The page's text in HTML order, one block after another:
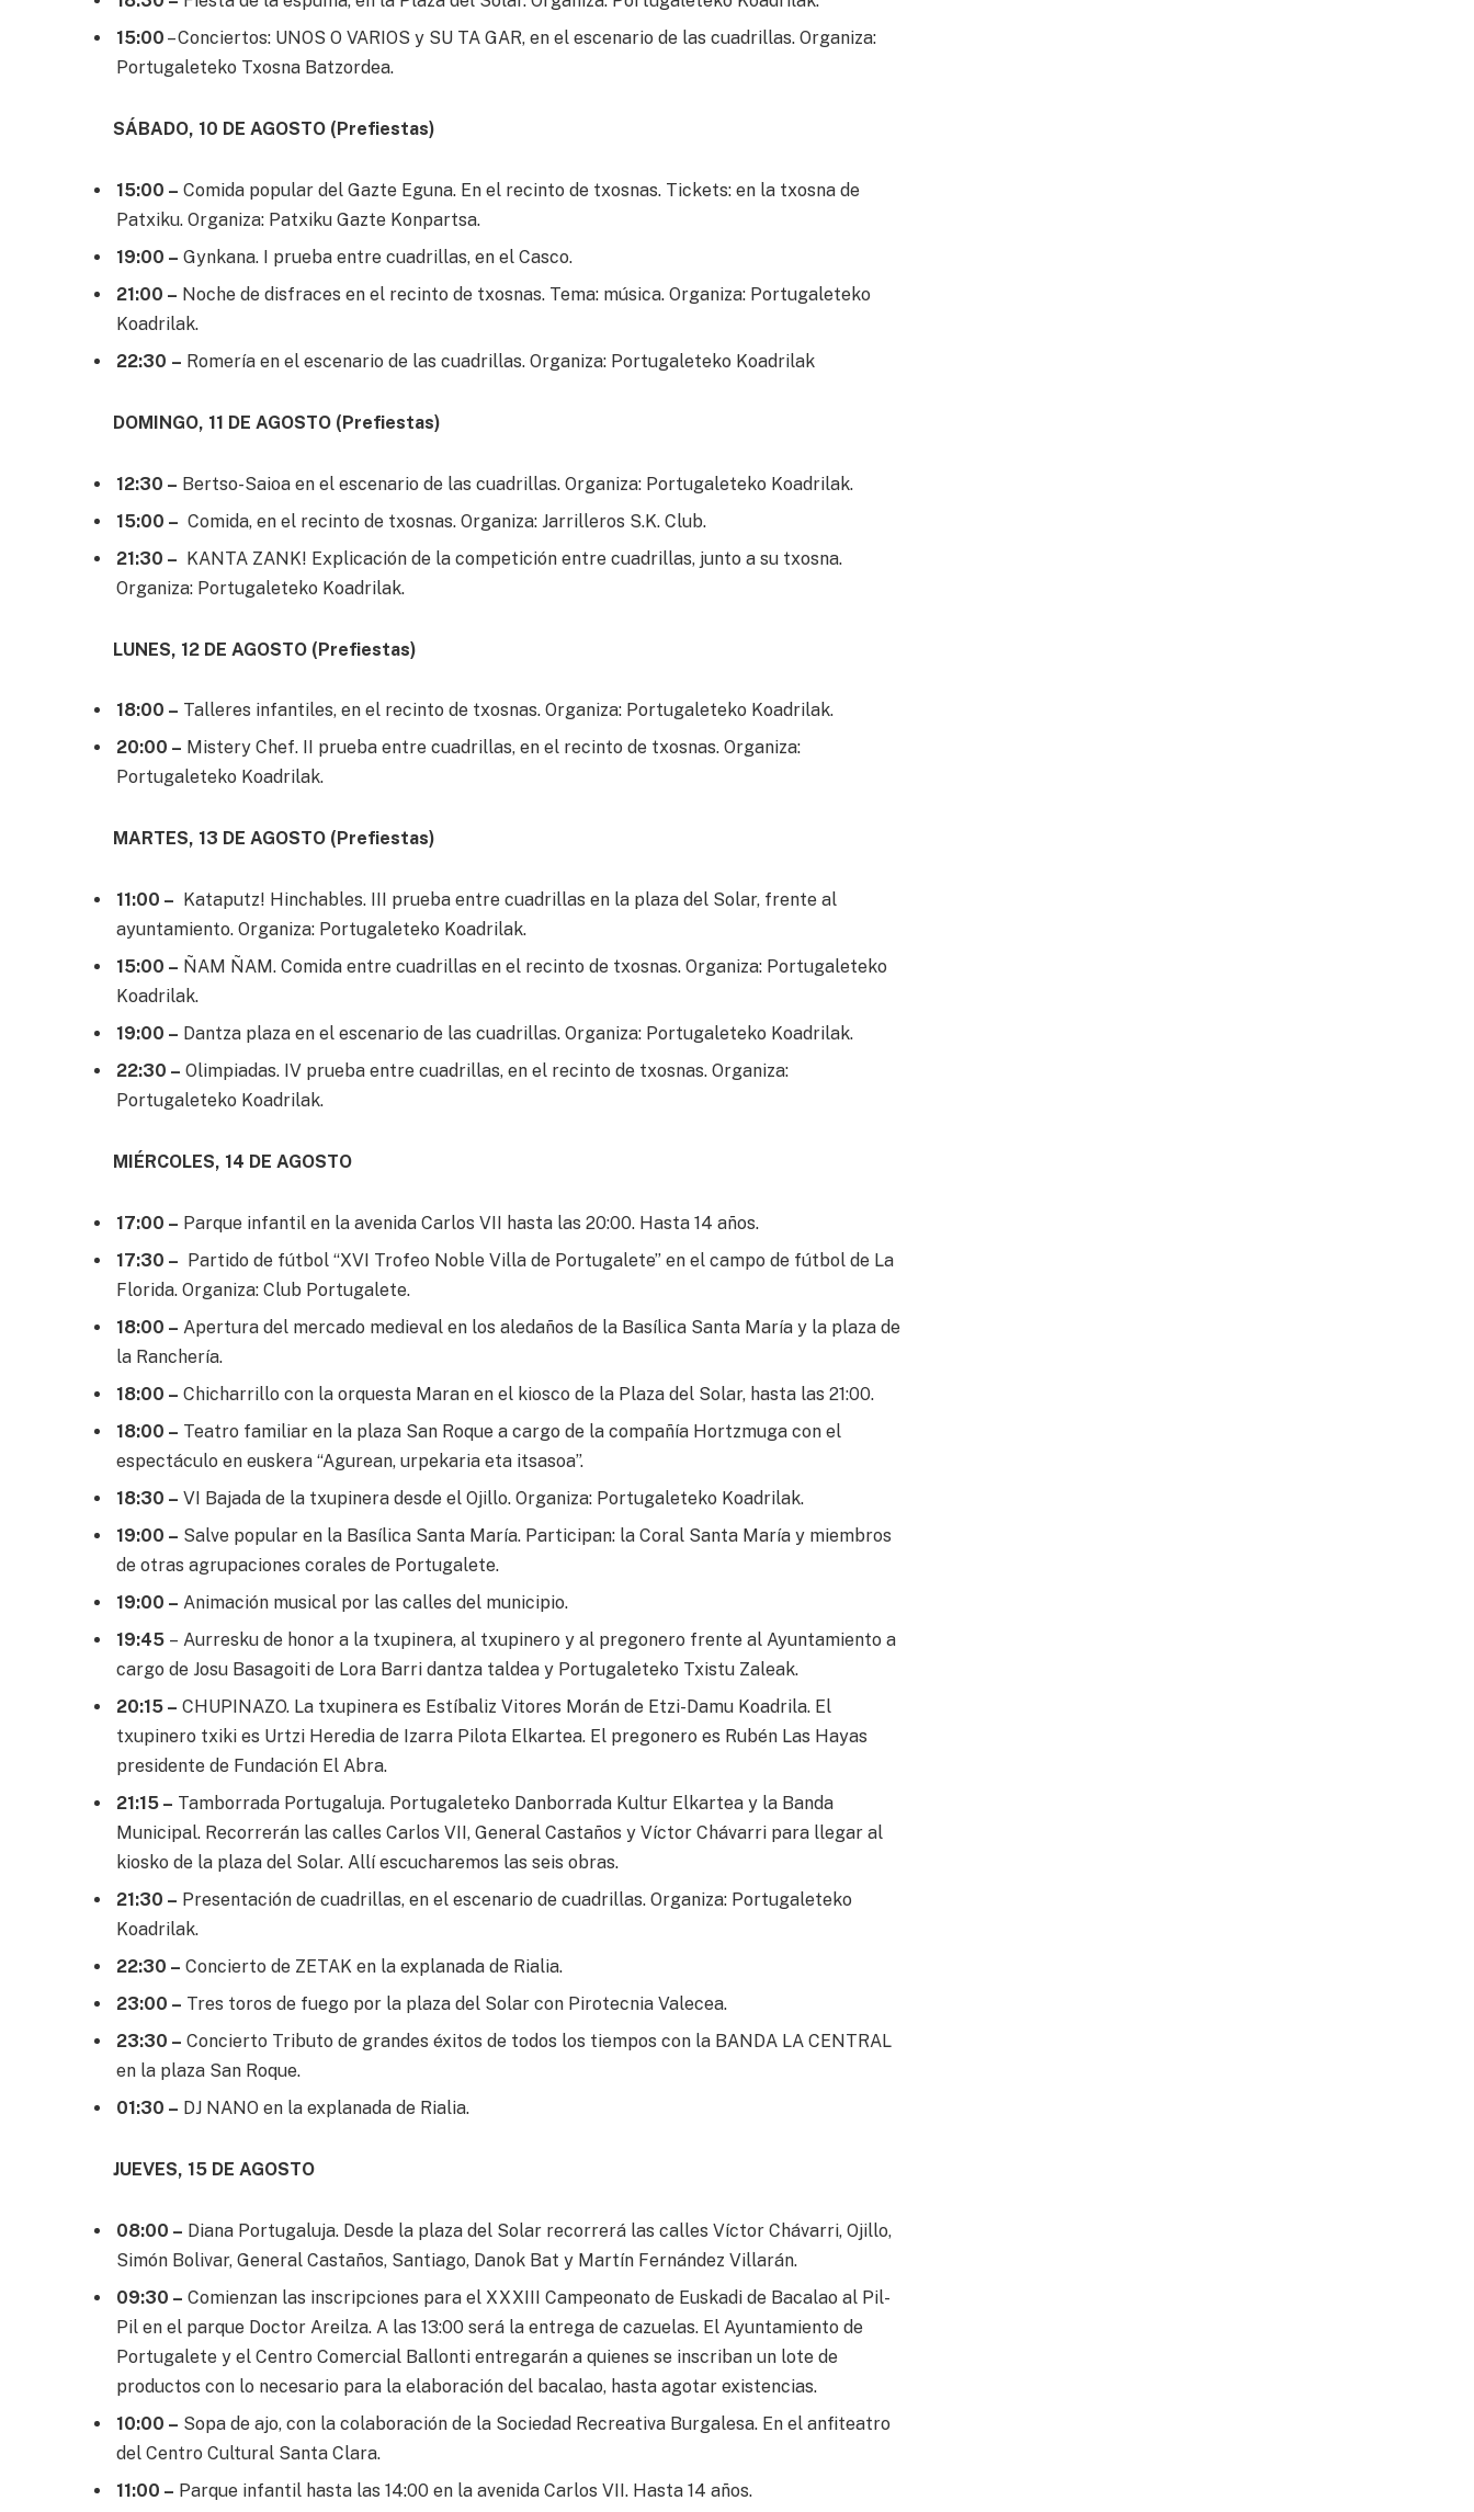
15:00 – Conciertos: UNOS O VARIOS y SU TA GAR, en el escenario de las cuadrillas. Organiza:
Portugaleteko Txosna Batzordea.
SÁBADO, 10 DE AGOSTO (Prefiestas)
15:00 – Comida popular del Gazte Eguna. En el recinto de txosnas. Tickets: en la txosna de
Patxiku. Organiza: Patxiku Gazte Konpartsa.
19:00 – Gynkana. I prueba entre cuadrillas, en el Casco.
21:00 – Noche de disfraces en el recinto de txosnas. Tema: música. Organiza: Portugaleteko
Koadrilak.
22:30 – Romería en el escenario de las cuadrillas. Organiza: Portugaleteko Koadrilak
DOMINGO, 11 DE AGOSTO (Prefiestas)
12:30 – Bertso-Saioa en el escenario de las cuadrillas. Organiza: Portugaleteko Koadrilak.
15:00 – Comida, en el recinto de txosnas. Organiza: Jarrilleros S.K. Club.
21:30 – KANTA ZANK! Explicación de la competición entre cuadrillas, junto a su txosna.
Organiza: Portugaleteko Koadrilak.
LUNES, 12 DE AGOSTO (Prefiestas)
18:00 – Talleres infantiles, en el recinto de txosnas. Organiza: Portugaleteko Koadrilak.
20:00 – Mistery Chef. II prueba entre cuadrillas, en el recinto de txosnas. Organiza:
Portugaleteko Koadrilak.
MARTES, 13 DE AGOSTO (Prefiestas)
11:00 – Kataputz! Hinchables. III prueba entre cuadrillas en la plaza del Solar, frente al
ayuntamiento. Organiza: Portugaleteko Koadrilak.
15:00 – ÑAM ÑAM. Comida entre cuadrillas en el recinto de txosnas. Organiza: Portugaleteko
Koadrilak.
19:00 – Dantza plaza en el escenario de las cuadrillas. Organiza: Portugaleteko Koadrilak.
22:30 – Olimpiadas. IV prueba entre cuadrillas, en el recinto de txosnas. Organiza:
Portugaleteko Koadrilak.
MIÉRCOLES, 14 DE AGOSTO
17:00 – Parque infantil en la avenida Carlos VII hasta las 20:00. Hasta 14 años.
17:30 – Partido de fútbol “XVI Trofeo Noble Villa de Portugalete” en el campo de fútbol de La
Florida. Organiza: Club Portugalete.
18:00 – Apertura del mercado medieval en los aledaños de la Basílica Santa María y la plaza de
la Ranchería.
18:00 – Chicharrillo con la orquesta Maran en el kiosco de la Plaza del Solar, hasta las 21:00.
18:00 – Teatro familiar en la plaza San Roque a cargo de la compañía Hortzmuga con el
espectáculo en euskera “Agurean, urpekaria eta itsasoa”.
18:30 – VI Bajada de la txupinera desde el Ojillo. Organiza: Portugaleteko Koadrilak.
19:00 – Salve popular en la Basílica Santa María. Participan: la Coral Santa María y miembros
de otras agrupaciones corales de Portugalete.
19:00 – Animación musical por las calles del municipio.
19:45 – Aurresku de honor a la txupinera, al txupinero y al pregonero frente al Ayuntamiento a
cargo de Josu Basagoiti de Lora Barri dantza taldea y Portugaleteko Txistu Zaleak.
20:15 – CHUPINAZO. La txupinera es Estíbaliz Vitores Morán de Etzi-Damu Koadrila. El
txupinero txiki es Urtzi Heredia de Izarra Pilota Elkartea. El pregonero es Rubén Las Hayas
presidente de Fundación El Abra.
21:15 – Tamborrada Portugaluja. Portugaleteko Danborrada Kultur Elkartea y la Banda
Municipal. Recorrerán las calles Carlos VII, General Castaños y Víctor Chávarri para llegar al
kiosko de la plaza del Solar. Allí escucharemos las seis obras.
21:30 – Presentación de cuadrillas, en el escenario de cuadrillas. Organiza: Portugaleteko
Koadrilak.
22:30 – Concierto de ZETAK en la explanada de Rialia.
23:00 – Tres toros de fuego por la plaza del Solar con Pirotecnia Valecea.
23:30 – Concierto Tributo de grandes éxitos de todos los tiempos con la BANDA LA CENTRAL
en la plaza San Roque.
01:30 – DJ NANO en la explanada de Rialia.
JUEVES, 15 DE AGOSTO
08:00 – Diana Portugaluja. Desde la plaza del Solar recorrerá las calles Víctor Chávarri, Ojillo,
Simón Bolivar, General Castaños, Santiago, Danok Bat y Martín Fernández Villarán.
09:30 – Comienzan las inscripciones para el XXXIII Campeonato de Euskadi de Bacalao al Pil-
Pil en el parque Doctor Areilza. A las 13:00 será la entrega de cazuelas. El Ayuntamiento de
Portugalete y el Centro Comercial Ballonti entregarán a quienes se inscriban un lote de
productos con lo necesario para la elaboración del bacalao, hasta agotar existencias.
10:00 – Sopa de ajo, con la colaboración de la Sociedad Recreativa Burgalesa. En el anfiteatro
del Centro Cultural Santa Clara.
11:00 – Parque infantil hasta las 14:00 en la avenida Carlos VII. Hasta 14 años.